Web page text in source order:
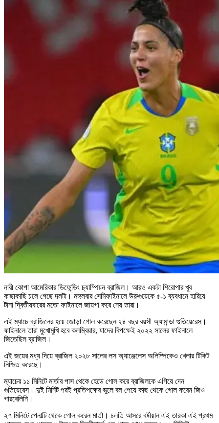
নারী কোপা আমেরিকার ডিফেন্ডিং চ্যাম্পিয়ন ব্রাজিল। আরও একটা শিরোপার খুব
কাছাকাছি চলে গেছে দলটা। মঙ্গলবার সেমিফাইনালে উরুগুয়েকে ৫-১ ব্যবধানে হারিয়ে
টানা দ্বিতীয়বারের মতো ফাইনালে জায়গা করে নেয় তারা।
এই ম্যাচে ব্রাজিলের হয়ে জোড়া গোল করেছেন ২৪ বছর বয়সী অ্যামান্ডা গুতিয়েরেস।
ফাইনালে তারা মুখোমুখি হবে কলম্বিয়ার, যাদের বিপক্ষেই ২০২২ সালের ফাইনালে
জিতেছিল ব্রাজিল।
এই জয়ের মধ্য দিয়ে ব্রাজিল ২০২৮ সালের লস অ্যাঞ্জেলেস অলিম্পিকেও খেলার টিকিট
নিশ্চিত করেছে।
ম্যাচের ১১ মিনিটে মার্তার পাস থেকে হেডে গোল করে ব্রাজিলকে এগিয়ে দেন
গুতিয়েরেস। দুই মিনিট পরই প্রতিপক্ষের ভুলে বল পেয়ে কাছ থেকে গোল করেন জিও
গারবেলিনি।
২৭ মিনিটে পেনাল্টি থেকে গোল করেন মার্তা। চলতি আসরে বর্ষীয়ান এই তারকা এই প্রথম